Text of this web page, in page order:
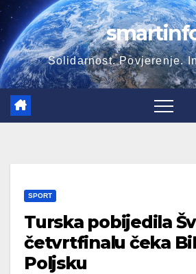
Skip
to
content
Solidarnost. Povjerenje.
SPORT
Turska pobijedila
četvrtfinalu čeka
Poljsku